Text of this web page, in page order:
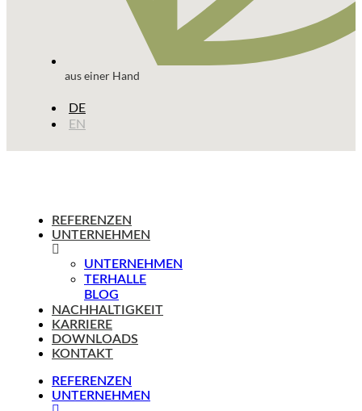
aus einer Hand
DE
EN
REFERENZEN
UNTERNEHMEN
UNTERNEHMEN
TERHALLE
BLOG
NACHHALTIGKEIT
KARRIERE
DOWNLOADS
KONTAKT
REFERENZEN
UNTERNEHMEN